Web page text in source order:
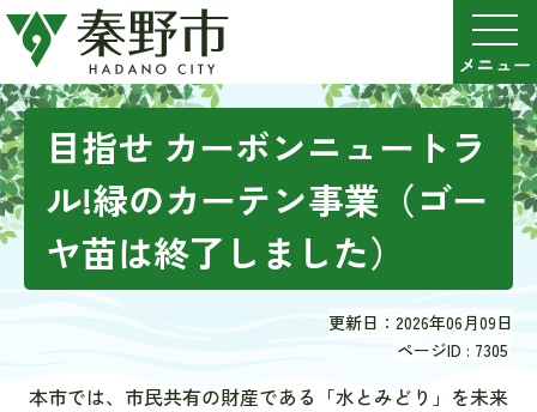
目指せ カーボンニュートラ
ル!緑のカーテン事業（ゴー
ヤ苗は終了しました）
更新日：2026年06月09日
ページID : 7305
本市では、市民共有の財産である「水とみどり」を未来